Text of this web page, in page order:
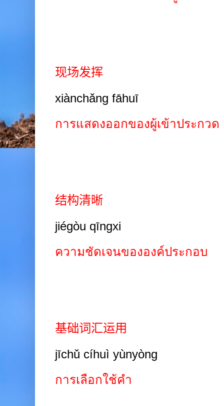
现场发挥
xiànchǎng fāhuī
การแสดงออกของผู้เข้าประกวด
结构清晰
jiégòu qīngxi
ความชัดเจนขององค์ประกอบ
基础词汇运用
jīchǔ cíhuì yùnyòng
การเลือกใช้คำ